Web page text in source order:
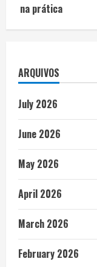
na prática
ARQUIVOS
July 2026
June 2026
May 2026
April 2026
March 2026
February 2026